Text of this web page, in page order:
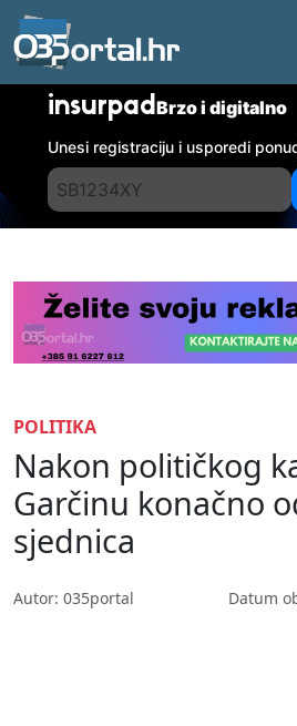
insurpadBrzo i digitalno
Unesi registraciju i usporedi
POLITIKA
Nakon političkog
Garčinu konačno
sjednica
Autor: 035portal Datum